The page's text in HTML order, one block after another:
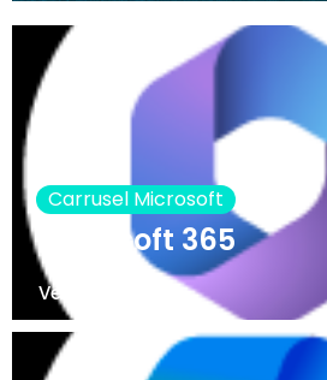
Carrusel Microsoft
Microsoft 365
Ver nota